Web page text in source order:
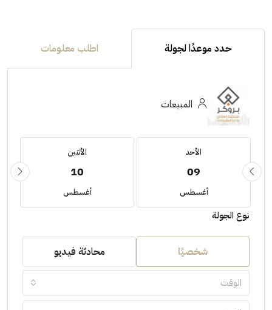
حدد موعدًا لجولة اطلب معلومات
المبيعات
الأحد
09
أغسطس
الأثنين
10
أغسطس
نوع الجولة
شخصيًا محادثة فيديو
الوقت